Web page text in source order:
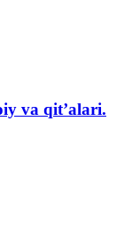
va qit’alari.